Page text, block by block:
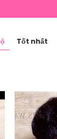
Tốt nhất